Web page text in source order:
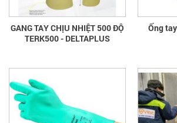
GANG TAY CHỊU NHIỆT 500 ĐỘ
TERK500 - DELTAPLUS
Ống